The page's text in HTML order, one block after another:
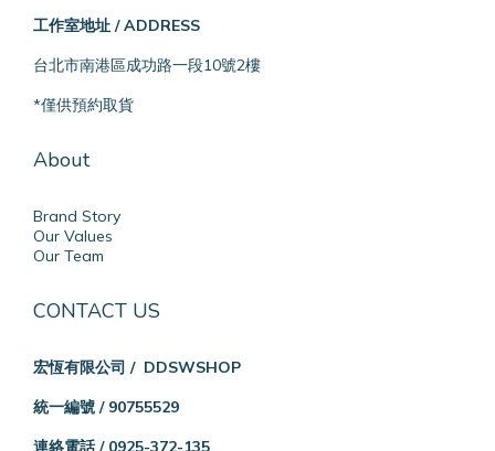
工作室地址 / ADDRESS
台北市南港區成功路一段10號2樓
*僅供預約取貨
About
Brand Story
Our Values
Our Team
CONTACT US
宏恆有限公司 / DDSWSHOP
統一編號 / 90755529
連絡電話 / 0925-372-135